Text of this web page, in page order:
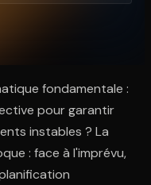
fondamentale :
pour garantir
instables ? La
: face à l'imprévu,